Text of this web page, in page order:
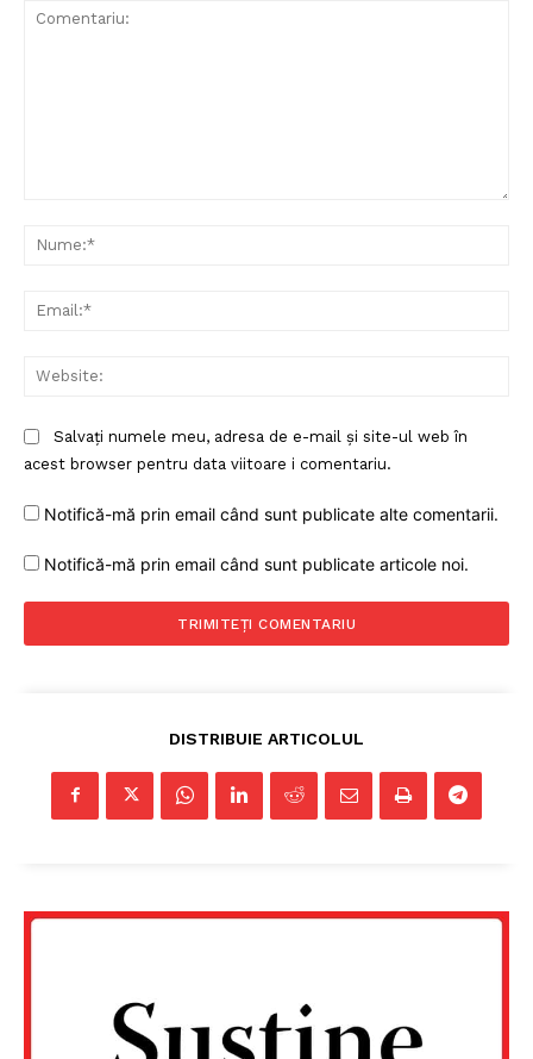
Salvați numele meu, adresa de e-mail și site-ul web în
acest browser pentru data viitoare i comentariu.
Notifică-mă prin email când sunt publicate alte comentarii.
Notifică-mă prin email când sunt publicate articole noi.
DISTRIBUIE ARTICOLUL